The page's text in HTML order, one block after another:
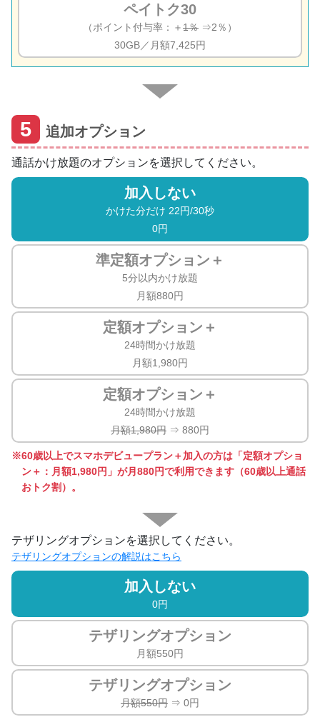
ペイトク30
（ポイント付与率：＋1％ ⇒2％）
30GB／月額7,425円
5 追加オプション
通話かけ放題のオプションを選択してください。
加入しない
かけた分だけ 22円/30秒
0円
準定額オプション＋
5分以内かけ放題
月額880円
定額オプション＋
24時間かけ放題
月額1,980円
定額オプション＋
24時間かけ放題
月額1,980円 ⇒ 880円
60歳以上でスマホデビュープラン＋加入の方は「定額オプショ
ン＋：月額1,980円」が月880円で利用できます（60歳以上通話
おトク割）。
テザリングオプションを選択してください。
テザリングオプションの解説はこちら
加入しない
0円
テザリングオプション
月額550円
テザリングオプション
月額550円 ⇒ 0円